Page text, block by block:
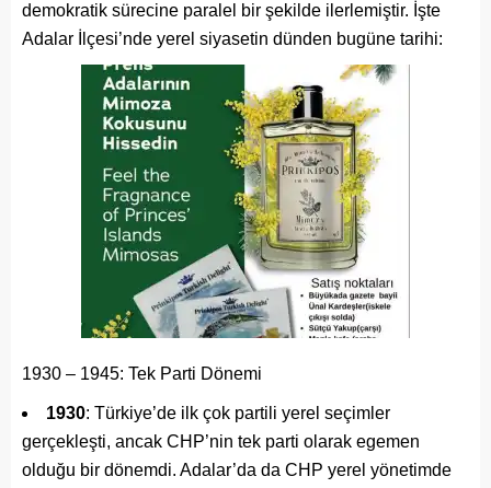
demokratik sürecine paralel bir şekilde ilerlemiştir. İşte
Adalar İlçesi’nde yerel siyasetin dünden bugüne tarihi:
1930 – 1945: Tek Parti Dönemi
1930: Türkiye’de ilk çok partili yerel seçimler
gerçekleşti, ancak CHP’nin tek parti olarak egemen
olduğu bir dönemdi. Adalar’da da CHP yerel yönetimde